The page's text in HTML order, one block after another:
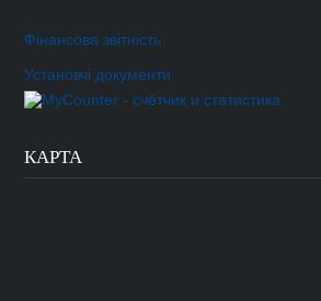
Фінансова звітність
Установчі документи
КАРТА